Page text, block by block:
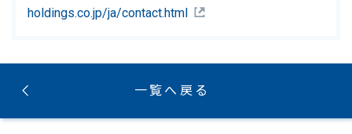
holdings.co.jp/ja/contact.html
一覧へ戻る